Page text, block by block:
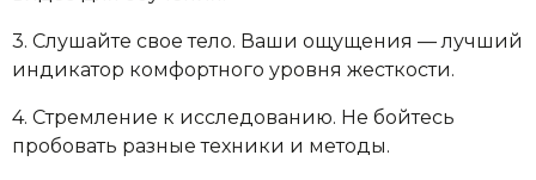
3. Слушайте свое тело. Ваши ощущения — лучший
индикатор комфортного уровня жесткости.
4. Стремление к исследованию. Не бойтесь
пробовать разные техники и методы.